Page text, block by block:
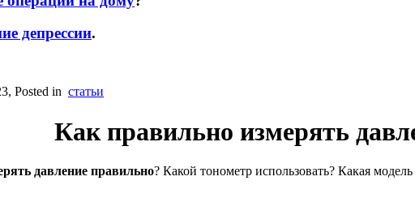
депрессии.
, Posted in статьи
Как правильно измерять
давление правильно? Какой тонометр использовать? Какая